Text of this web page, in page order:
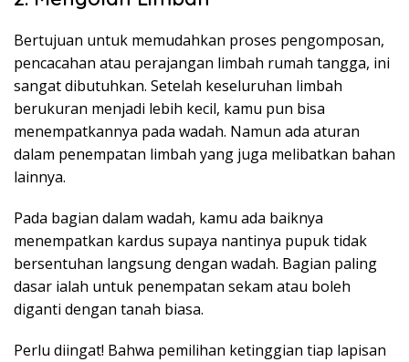
Bertujuan untuk memudahkan proses pengomposan,
pencacahan atau perajangan limbah rumah tangga, ini
sangat dibutuhkan. Setelah keseluruhan limbah
berukuran menjadi lebih kecil, kamu pun bisa
menempatkannya pada wadah. Namun ada aturan
dalam penempatan limbah yang juga melibatkan bahan
lainnya.
Pada bagian dalam wadah, kamu ada baiknya
menempatkan kardus supaya nantinya pupuk tidak
bersentuhan langsung dengan wadah. Bagian paling
dasar ialah untuk penempatan sekam atau boleh
diganti dengan tanah biasa.
Perlu diingat! Bahwa pemilihan ketinggian tiap lapisan